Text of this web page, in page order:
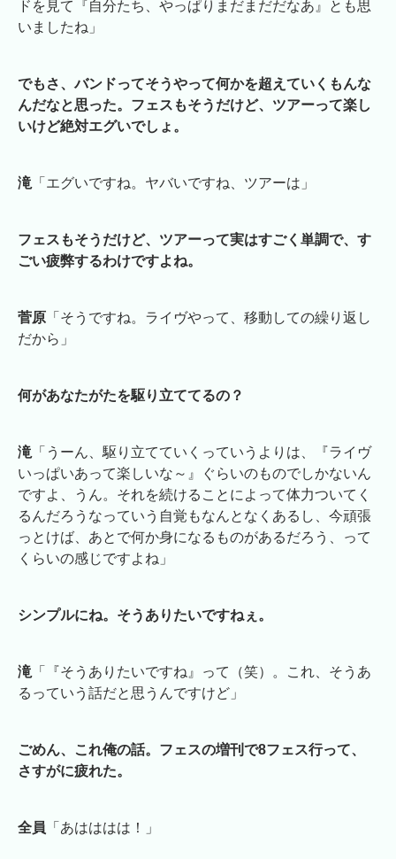
ドを見て『自分たち、やっぱりまだまだだなあ』とも思
いましたね」
でもさ、バンドってそうやって何かを超えていくもんな
んだなと思った。フェスもそうだけど、ツアーって楽し
いけど絶対エグいでしょ。
滝 「エグいですね。ヤバいですね、ツアーは」
フェスもそうだけど、ツアーって実はすごく単調で、す
ごい疲弊するわけですよね。
菅原 「そうですね。ライヴやって、移動しての繰り返し
だから」
何があなたがたを駆り立ててるの？
滝 「うーん、駆り立てていくっていうよりは、『ライヴ
いっぱいあって楽しいな～』ぐらいのものでしかないん
ですよ、うん。それを続けることによって体力ついてく
るんだろうなっていう自覚もなんとなくあるし、今頑張
っとけば、あとで何か身になるものがあるだろう、って
くらいの感じですよね」
シンプルにね。そうありたいですねぇ。
滝 「『そうありたいですね』って（笑）。これ、そうあ
るっていう話だと思うんですけど」
ごめん、これ俺の話。フェスの増刊で8フェス行って、
さすがに疲れた。
全員 「あはははは！」